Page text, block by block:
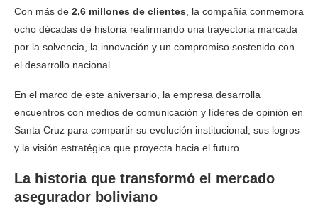
Con más de 2,6 millones de clientes , la compañía conmemora
ocho décadas de historia reafirmando una trayectoria marcada
por la solvencia, la innovación y un compromiso sostenido con
el desarrollo nacional.
En el marco de este aniversario, la empresa desarrolla
encuentros con medios de comunicación y líderes de opinión en
Santa Cruz para compartir su evolución institucional, sus logros
y la visión estratégica que proyecta hacia el futuro.
La historia que transformó el mercado
asegurador boliviano